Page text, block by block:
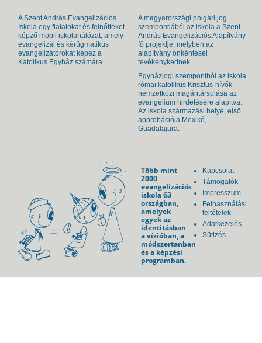
A Szent András Evangelizációs
Iskola egy fiatalokat és felnőtteket
képző mobil iskolahálózat, amely
evangelizál és kérügmatikus
evangelizátorokat képez a
Katolikus Egyház számára.
A magyarországi polgári jog
szempontjából az iskola a Szent
András Evangelizációs Alapítvány
fő projektje, melyben az
alapítvány önkéntesei
tevékenykednek.
Egyházjogi szempontból az iskola
római katolikus Krisztus-hívők
nemzetközi magántársulása az
evangélium hirdetésére alapítva.
Az iskola származási helye, első
approbációja Mexikó,
Guadalajara.
Több mint
2000
evangelizációs
iskola 63
országban,
amelyek
egyek az
identitásban
a vízióban, a
módszertanban
és a képzési
programban.
Kapcsolat
Támogatók
Impresszum
Felhasználási
feltételek
Adatkezelés
Sütizés